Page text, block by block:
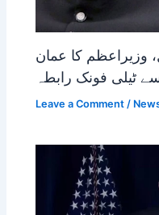
وزیراعظم کا عمان
ٹیلی فونک رابطہ
Leave a Comment /